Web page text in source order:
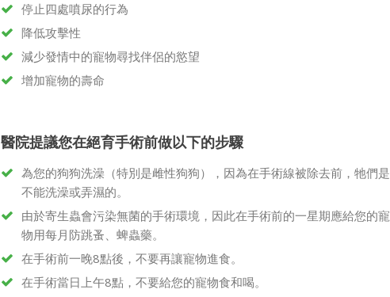
停止四處噴尿的行為
降低攻擊性
減少發情中的寵物尋找伴侶的慾望
增加寵物的壽命
醫院提議您在絕育手術前做以下的步驟
為您的狗狗洗澡（特別是雌性狗狗），因為在手術線被除去前，牠們是
不能洗澡或弄濕的。
由於寄生蟲會污染無菌的手術環境，因此在手術前的一星期應給您的寵
物用每月防跳蚤、蜱蟲藥。
在手術前一晚8點後，不要再讓寵物進食。
在手術當日上午8點，不要給您的寵物食和喝。